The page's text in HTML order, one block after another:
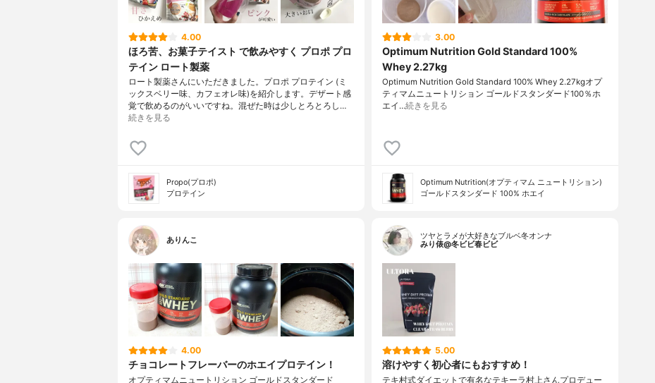
4.00
ほろ苦、お菓子テイスト で飲みやすく プロポ プロ
テイン ロート製薬
ロート製薬さんにいただきました。プロポ プロテイン (ミ
ックスベリー味、カフェオレ味)を紹介します。デザート感
覚で飲めるのがいいですね。混ぜた時は少しとろとろし…
続きを見る
Propo(プロポ)
プロテイン
3.00
Optimum Nutrition Gold Standard 100%
Whey 2.27kg
Optimum Nutrition Gold Standard 100% Whey 2.27kgオプ
ティマムニュートリション ゴールドスタンダード100％ホ
エイ…続きを見る
Optimum Nutrition(オプティマム ニュートリション)
ゴールドスタンダード 100% ホエイ
ありんこ
4.00
チョコレートフレーバーのホエイプロテイン！
オプティマムニュートリション ゴールドスタンダード
ツヤとラメが大好きなブルベ冬オンナ
みり俵@冬ビビ春ビビ
5.00
溶けやすく初心者にもおすすめ！
テキ村式ダイエットで有名なテキーラ村上さんプロデュー